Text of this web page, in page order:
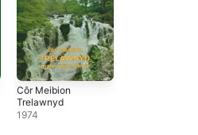
Côr Meibion
Trelawnyd
1974